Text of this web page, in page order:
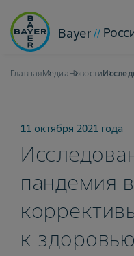
Bayer
ГлавнаяМедиаНовости
11 октября 2021 года
пандемия
к здоровью